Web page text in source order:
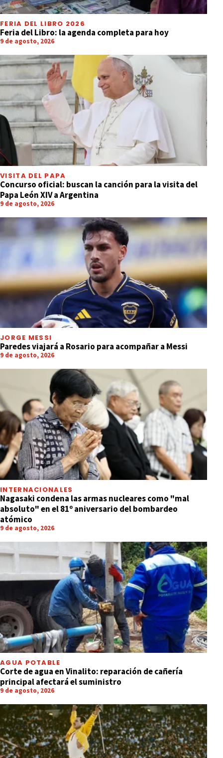
FERIA DEL LIBRO 2026
Feria del Libro: la agenda completa para hoy
9 de agosto, 2026
VISITA DEL PAPA
Concurso oficial: buscan la canción para la visita del
Papa León XIV a Argentina
9 de agosto, 2026
JORGE MESSI
Paredes viajará a Rosario para acompañar a Messi
9 de agosto, 2026
INTERNACIONALES
Nagasaki condena las armas nucleares como "mal
absoluto" en el 81º aniversario del bombardeo
atómico
9 de agosto, 2026
AGUA POTABLE
Corte de agua en Vinalito: reparación de cañería
principal afectará el suministro
9 de agosto, 2026